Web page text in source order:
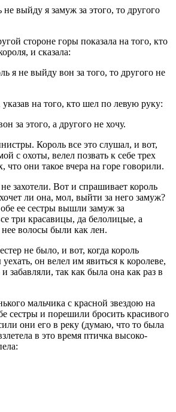
выйду я замуж за этого, то другого
стороне горы показала на того, кто
и сказала:
я не выйду вон за того, то другого не
на того, кто шел по левую руку:
за этого, а другого не хочу.
Король все это слушал, и вот,
с охоты, велел позвать к себе трех
что они такое вчера на горе говорили.
захотели. Вот и спрашивает король
ли она, мол, выйти за него замуж?
ее сестры вышли замуж за
три красавицы, да белолицые, а
волосы были как лен.
не было, и вот, когда король
он велел им явиться к королеве,
забавляли, так как была она как раз в
мальчика с красной звездою на
сестры и порешили бросить красивого
они его в реку (думаю, что то была
в это время птичка высоко-